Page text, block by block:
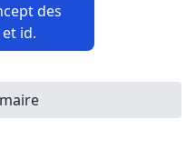
des
id.